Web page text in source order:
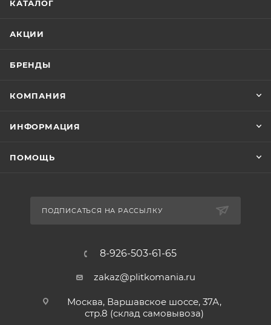
КАТАЛОГ
АКЦИИ
БРЕНДЫ
КОМПАНИЯ
ИНФОРМАЦИЯ
ПОМОЩЬ
ПОДПИСАТЬСЯ НА РАССЫЛКУ
8-926-503-61-65
zakaz@plitkomania.ru
Москва, Варшавское шоссе, 37А,
стр.8 (склад самовывоза)